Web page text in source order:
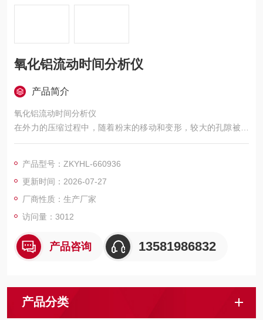
氧化铝流动时间分析仪
产品简介
氧化铝流动时间分析仪
在外力的压缩过程中，随着粉末的移动和变形，较大的孔隙被填
充，颗粒间接触面积增大，使原子间产生吸引力
压坯。
压实密度的计算公式：压实密度=面密度/材料的厚度
产品型号：ZKYHL-660936
更新时间：2026-07-27
厂商性质：生产厂家
访问量：3012
产品咨询 13581986832
产品分类